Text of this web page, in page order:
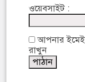
ওয়েবসাইট :
আপনার
রাখুন